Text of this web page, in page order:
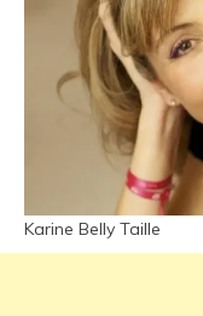
Karine Belly Taille